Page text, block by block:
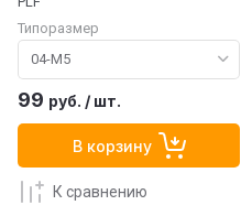
Типоразмер
99 руб. / шт.
В корзину
К сравнению